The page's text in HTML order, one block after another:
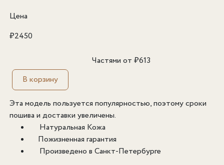
Цена
₽2450
Частями от ₽613
В корзину
Эта модель пользуется популярностью, поэтому сроки
пошива и доставки увеличены.
Натуральная Кожа
Пожизненная гарантия
Произведено в Санкт-Петербурге